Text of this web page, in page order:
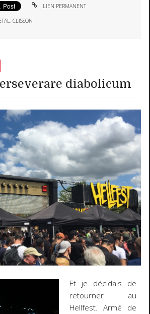
LIEN PERMANENT
,CLISSON
diabolicum
Et je décidais de
retourner au
Hellfest. Armé de